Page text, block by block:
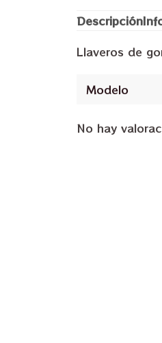
Descripción
Llaveros de
Modelo
No hay